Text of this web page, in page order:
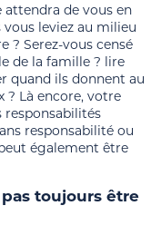
de vous en
leviez au milieu
? Serez-vous censé
de la famille ? lire
quand ils donnent au
? Là encore, votre
responsabilité ou
également être
toujours être